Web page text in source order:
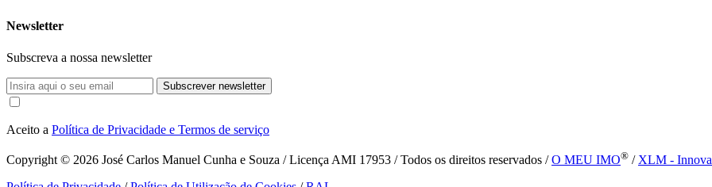
Newsletter
Subscreva a nossa newsletter
Subscrever newsletter
Aceito a Política de Privacidade e Termos de serviço
Copyright © 2026 José Carlos Manuel Cunha e Souza / Licença AMI 17953 / Todos os direitos reservados /O MEU IMO® / XLM -